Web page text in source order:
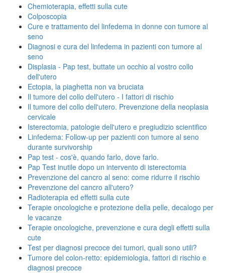
Chemioterapia, effetti sulla cute
Colposcopia
Cure e trattamento del linfedema in donne con tumore al
seno
Diagnosi e cura del linfedema in pazienti con tumore al
seno
Displasia - Pap test, buttate un occhio al vostro collo
dell'utero
Ectopia, la piaghetta non va bruciata
Il tumore del collo dell'utero - I fattori di rischio
Il tumore del collo dell'utero. Prevenzione della neoplasia
cervicale
Isterectomia, patologie dell'utero e pregiudizio scientifico
Linfedema: Follow-up per pazienti con tumore al seno
durante survivorship
Pap test - cos'è, quando farlo, dove farlo.
Pap Test inutile dopo un intervento di isterectomia
Prevenzione del cancro al seno: come ridurre il rischio
Prevenzione del cancro all'utero?
Radioterapia ed effetti sulla cute
Terapie oncologiche e protezione della pelle, decalogo per
le vacanze
Terapie oncologiche, prevenzione e cura degli effetti sulla
cute
Test per diagnosi precoce dei tumori, quali sono utili?
Tumore del colon-retto: epidemiologia, fattori di rischio e
diagnosi precoce